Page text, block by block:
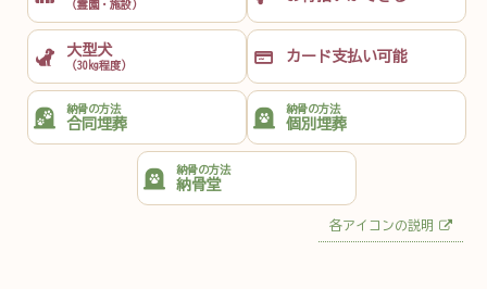
（霊園・施設）
大型犬
（30kg程度）
カード支払い可能
納骨の方法
合同埋葬
納骨の方法
個別埋葬
納骨の方法
納骨堂
各アイコンの説明